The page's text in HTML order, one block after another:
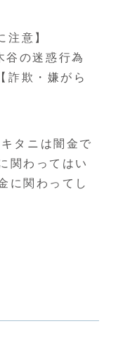
に対応してしまう
ない被害に発展する
注意】
の迷惑行為
詐欺・嫌がら
タニは闇金で
関わってはい
に関わってし